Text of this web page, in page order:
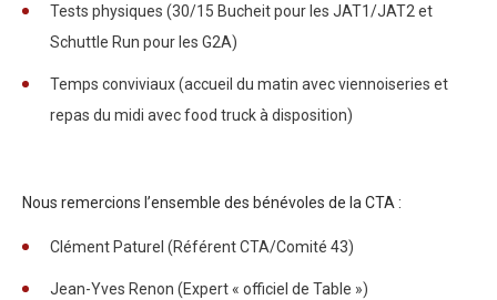
Tests physiques (30/15 Bucheit pour les JAT1/JAT2 et
Schuttle Run pour les G2A)
Temps conviviaux (accueil du matin avec viennoiseries et
repas du midi avec food truck à disposition)
Nous remercions l’ensemble des bénévoles de la CTA :
Clément Paturel (Référent CTA/Comité 43)
Jean-Yves Renon (Expert « officiel de Table »)